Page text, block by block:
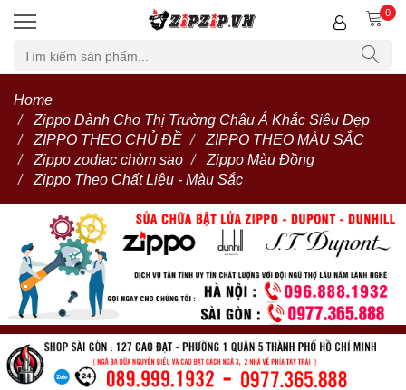
0
Home
Zippo Dành Cho Thị Trường Châu Á Khắc Siêu Đẹp
ZIPPO THEO CHỦ ĐỀ
ZIPPO THEO MÀU SẮC
Zippo zodiac chòm sao
Zippo Màu Đồng
Zippo Theo Chất Liệu - Màu Sắc